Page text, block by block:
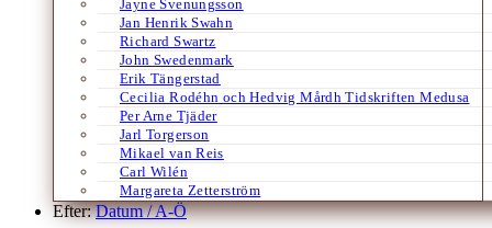
Jayne Svenungsson
Jan Henrik Swahn
Richard Swartz
John Swedenmark
Erik Tängerstad
Cecilia Rodéhn och Hedvig Mårdh Tidskriften Medusa
Per Arne Tjäder
Jarl Torgerson
Mikael van Reis
Carl Wilén
Margareta Zetterström
Efter:Datum /A-Ö